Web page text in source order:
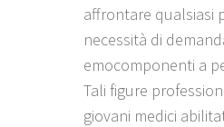
affrontare qualsiasi
necessità di
emocomponenti a
Tali figure
giovani medici